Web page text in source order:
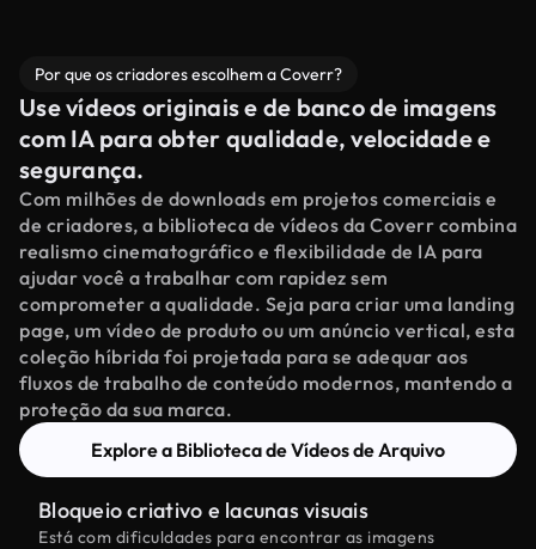
Por que os criadores escolhem a Coverr?
Use vídeos originais e de banco de imagens
com IA para obter qualidade, velocidade e
segurança.
Com milhões de downloads em projetos comerciais e
de criadores, a biblioteca de vídeos da Coverr combina
realismo cinematográfico e flexibilidade de IA para
ajudar você a trabalhar com rapidez sem
comprometer a qualidade. Seja para criar uma landing
page, um vídeo de produto ou um anúncio vertical, esta
coleção híbrida foi projetada para se adequar aos
fluxos de trabalho de conteúdo modernos, mantendo a
proteção da sua marca.
Explore a Biblioteca de Vídeos de Arquivo
Bloqueio criativo e lacunas visuais
Está com dificuldades para encontrar as imagens